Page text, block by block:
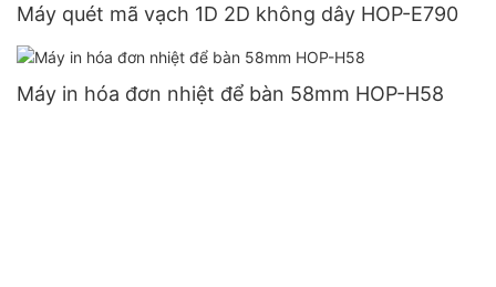
Máy quét mã vạch 1D 2D không dây HOP-E790
Máy in hóa đơn nhiệt để bàn 58mm HOP-H58